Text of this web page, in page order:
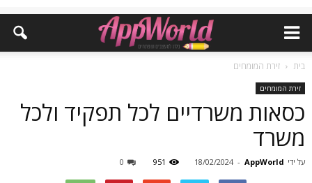
בית זירת המומחים
זירת המומחים
כסאות משרדיים לכל תפקיד ולכל
משרד
על ידי AppWorld
-
18/02/2024
951
0